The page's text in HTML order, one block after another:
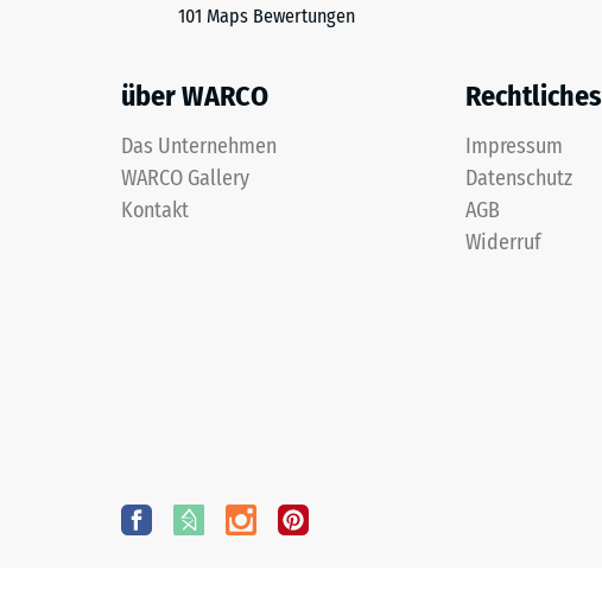
101 Maps Bewertungen
über WARCO
Das Unternehmen
WARCO Gallery
Kontakt
Rechtliches
Impressum
Datenschutz
AGB
Widerruf